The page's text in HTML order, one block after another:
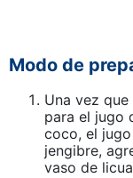
Modo de
Una vez
para el jugo
coco, el
jengibre,
vaso de